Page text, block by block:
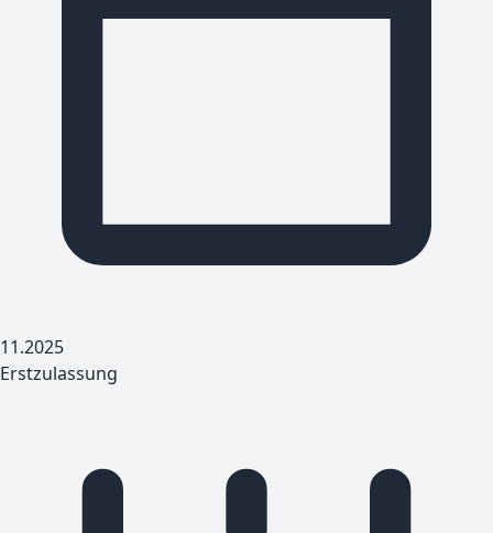
11.2025
Erstzulassung